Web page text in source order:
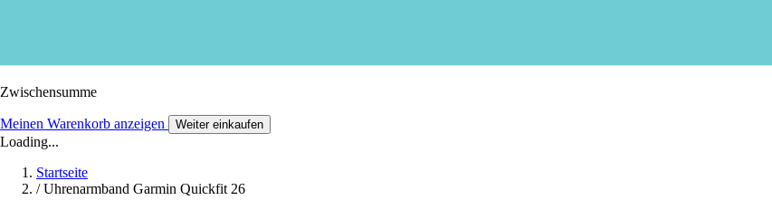
Zwischensumme
Meinen Warenkorb anzeigen Weiter einkaufen
Loading...
Startseite
/ Uhrenarmband Garmin Quickfit 26